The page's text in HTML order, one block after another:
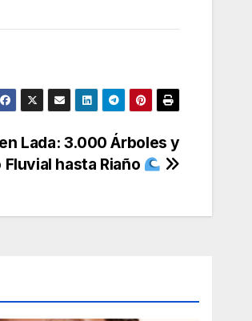
Lada: 3.000 Árboles y
Fluvial hasta Riaño